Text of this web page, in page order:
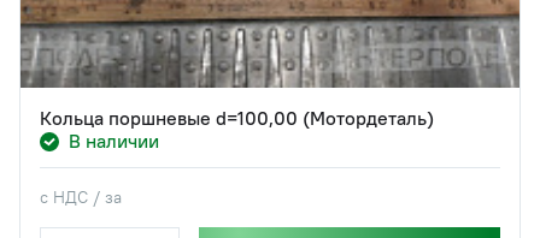
Кольца поршневые d=100,00 (Мотордеталь)
В наличии
с НДС / за